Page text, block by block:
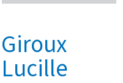
Giroux
Lucille